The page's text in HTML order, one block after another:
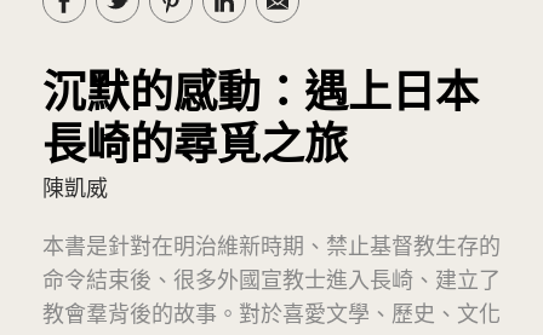
沉默的感動：遇上日本
長崎的尋覓之旅
陳凱威
本書是針對在明治維新時期、禁止基督教生存的
命令結束後、很多外國宣教士進入長崎、建立了
教會羣背後的故事。對於喜愛文學、歷史、文化